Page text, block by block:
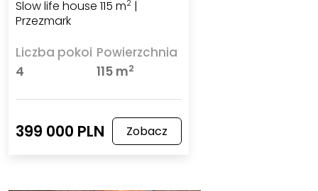
Slow life house 115 m2 |
Przezmark
Liczba pokoi
4
Powierzchnia
115 m2
399 000 PLN Zobacz